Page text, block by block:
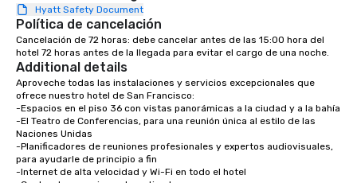
Hyatt Safety Document
Política de cancelación
Cancelación de 72 horas: debe cancelar antes de las 15:00 hora del
hotel 72 horas antes de la llegada para evitar el cargo de una noche.
Additional details
Aproveche todas las instalaciones y servicios excepcionales que
ofrece nuestro hotel de San Francisco:
-Espacios en el piso 36 con vistas panorámicas a la ciudad y a la bahía
-El Teatro de Conferencias, para una reunión única al estilo de las
Naciones Unidas
-Planificadores de reuniones profesionales y expertos audiovisuales,
para ayudarle de principio a fin
-Internet de alta velocidad y Wi-Fi en todo el hotel